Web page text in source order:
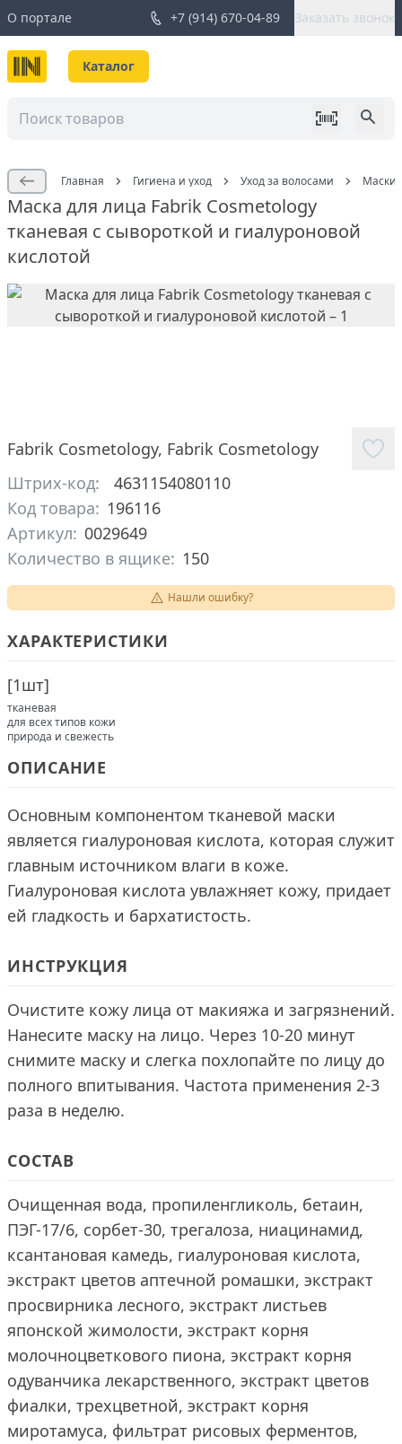
О портале +7 (914) 670-04-89 Заказать звонок
Каталог
Главная Гигиена и уход Уход за волосами Маски
Маска для лица Fabrik Cosmetology
тканевая с сывороткой и гиалуроновой
кислотой
Fabrik Cosmetology, Fabrik Cosmetology
Штрих-код:
4631154080110
Код товара: 196116
Артикул: 0029649
Количество в ящике: 150
Нашли ошибку?
ХАРАКТЕРИСТИКИ
[1шт]
тканевая
для всех типов кожи
природа и свежесть
ОПИСАНИЕ
Основным компонентом тканевой маски
является гиалуроновая кислота, которая служит
главным источником влаги в коже.
Гиалуроновая кислота увлажняет кожу, придает
ей гладкость и бархатистость.
ИНСТРУКЦИЯ
Очистите кожу лица от макияжа и загрязнений.
Нанесите маску на лицо. Через 10-20 минут
снимите маску и слегка похлопайте по лицу до
полного впитывания. Частота применения 2-3
раза в неделю.
СОСТАВ
Очищенная вода, пропиленгликоль, бетаин,
ПЭГ-17/6, сорбет-30, трегалоза, ниацинамид,
ксантановая камедь, гиалуроновая кислота,
экстракт цветов аптечной ромашки, экстракт
просвирника лесного, экстракт листьев
японской жимолости, экстракт корня
молочноцветкового пиона, экстракт корня
одуванчика лекарственного, экстракт цветов
фиалки, трехцветной, экстракт корня
миротамуса, фильтрат рисовых ферментов,